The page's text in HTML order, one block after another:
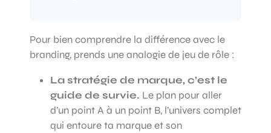
Pour bien comprendre la différence avec le
branding, prends une analogie de jeu de rôle :
La stratégie de marque, c’est le
guide de survie. Le plan pour aller
d’un point A à un point B, l’univers complet
qui entoure ta marque et son